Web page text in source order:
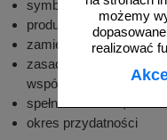
możemy
realizować
symbol znaku, grubość
producent, data
zamierzone
zasadnicze
współczynnik
spełniana norma, numer
okres przydatności